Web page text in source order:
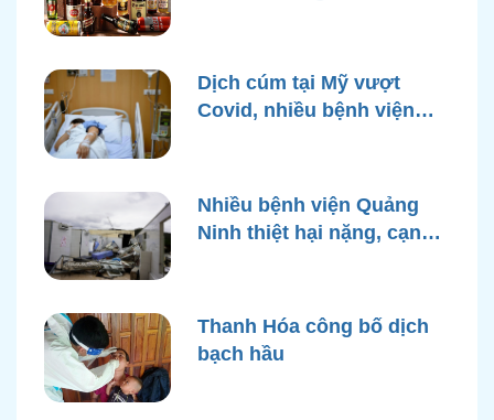
Dịch cúm tại Mỹ vượt
Covid, nhiều bệnh viện
Nhiều bệnh viện Quảng
Ninh thiệt hại nặng, cạn
Thanh Hóa công bố dịch
bạch hầu